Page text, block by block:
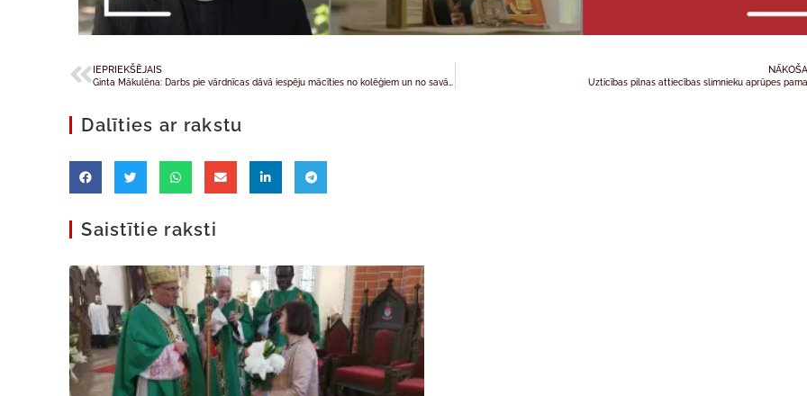
IEPRIEKŠĒJAIS
Ginta Mākulēna: Darbs pie vārdnīcas dāvā iespēju mācīties no kolēģiem un no savām kļūdām Uzticības pilnas attiecības slimnieku aprūpes
Dalīties ar rakstu
Saistītie raksti